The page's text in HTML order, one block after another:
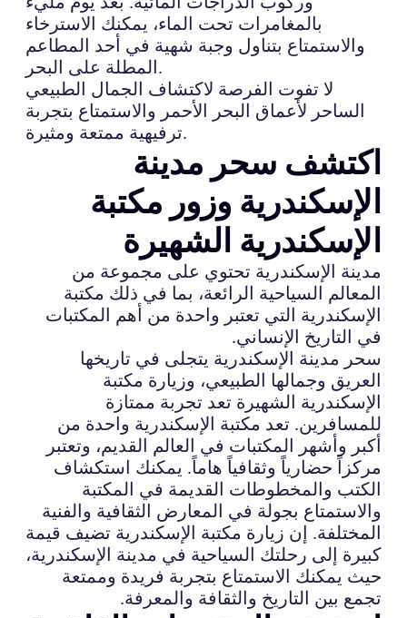
بالمغامرات تحت الماء، يمكنك الاسترخاء
والاستمتاع بتناول وجبة شهية في أحد المطاعم
المطلة على البحر.
لا تفوت الفرصة لاكتشاف الجمال الطبيعي
الساحر لأعماق البحر الأحمر والاستمتاع بتجربة
ترفيهية ممتعة ومثيرة.
اكتشف سحر مدينة
الإسكندرية وزور مكتبة
الإسكندرية الشهيرة
مدينة الإسكندرية تحتوي على مجموعة من
المعالم السياحية الرائعة، بما في ذلك مكتبة
الإسكندرية التي تعتبر واحدة من أهم المكتبات
في التاريخ الإنساني.
سحر مدينة الإسكندرية يتجلى في تاريخها
العريق وجمالها الطبيعي، وزيارة مكتبة
الإسكندرية الشهيرة تعد تجربة ممتازة
للمسافرين. تعد مكتبة الإسكندرية واحدة من
أكبر وأشهر المكتبات في العالم القديم، وتعتبر
مركزاً حضارياً وثقافياً هاماً. يمكنك استكشاف
الكتب والمخطوطات القديمة في المكتبة
والاستمتاع بجولة في المعارض الثقافية والفنية
المختلفة. إن زيارة مكتبة الإسكندرية تضيف قيمة
كبيرة إلى رحلتك السياحية في مدينة الإسكندرية،
حيث يمكنك الاستمتاع بتجربة فريدة وممتعة
تجمع بين التاريخ والثقافة والمعرفة.